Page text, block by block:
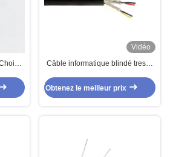
Vidéo
Câble informatique blindé tressé
paires 18 AWG 450/750V
TC/FEP/ISCR/Silicone
Obtenez le meilleur prix